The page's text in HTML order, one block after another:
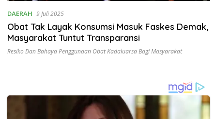
DAERAH 9 Juli 2025
Obat Tak Layak Konsumsi Masuk Faskes Demak,
Masyarakat Tuntut Transparansi
Resiko Dan Bahaya Penggunaan Obat Kadaluarsa Bagi Masyarakat